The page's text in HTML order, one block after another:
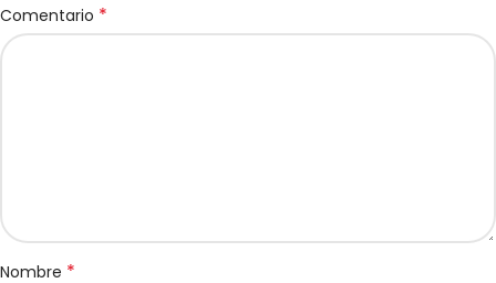
Comentario *
Nombre *